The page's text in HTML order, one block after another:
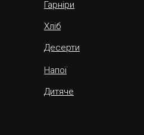
Гарніри
Хліб
Десерти
Напої
Дитяче